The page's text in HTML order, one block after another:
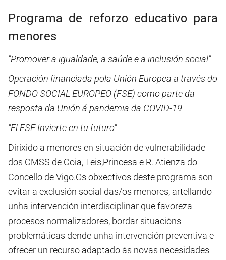
Programa de reforzo educativo para
menores
"Promover a igualdade, a saúde e a inclusión social"
Operación financiada pola Unión Europea a través do
FONDO SOCIAL EUROPEO (FSE) como parte da
resposta da Unión á pandemia da COVID-19
"El FSE Invierte en tu futuro"
Dirixido a menores en situación de vulnerabilidade
dos CMSS de Coia, Teis,Princesa e R. Atienza do
Concello de Vigo.Os obxectivos deste programa son
evitar a exclusión social das/os menores, artellando
unha intervención interdisciplinar que favoreza
procesos normalizadores, bordar situacións
problemáticas dende unha intervención preventiva e
ofrecer un recurso adaptado ás novas necesidades